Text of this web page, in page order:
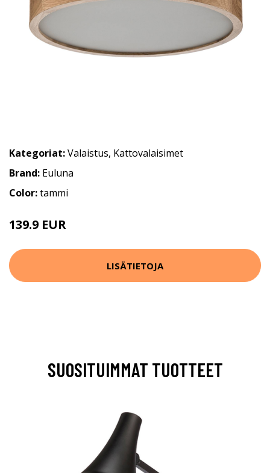
Kategoriat:Valaistus, Kattovalaisimet
Brand: Euluna
Color:tammi
139.9 EUR
LISÄTIETOJA
SUOSITUIMMAT TUOTTEET